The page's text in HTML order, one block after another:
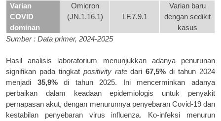
Varian
COVID
dominan
Omicron
(JN.1.16.1)
LF.7.9.1
Varian baru
dengan sedikit
kasus
Sumber : Data primer, 2024-2025
Hasil analisis laboratorium menunjukkan adanya penurunan
signifikan pada tingkat positivity ratedari67,5% di tahun 2024
menjadi 35,9%di tahun 2025. Ini mencerminkan adanya
perbaikan dalam keadaan epidemiologis untuk penyakit
pernapasan akut, dengan menurunnya penyebaran Covid-19 dan
kestabilan penyebaran virus influenza. Ko-infeksi menurun